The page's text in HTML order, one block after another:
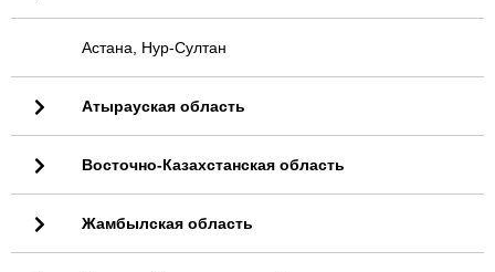
Астана, Нур-Султан
Атырауская область
Восточно-Казахстанская область
Жамбылская область